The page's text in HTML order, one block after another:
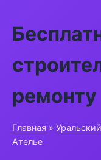
ремонту
Главная »
Ателье